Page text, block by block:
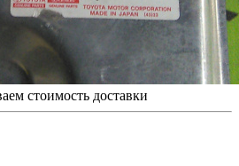
стоимость доставки